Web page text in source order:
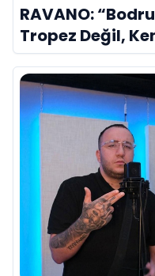
RAVANO:
Tropez Değil,
Referans”